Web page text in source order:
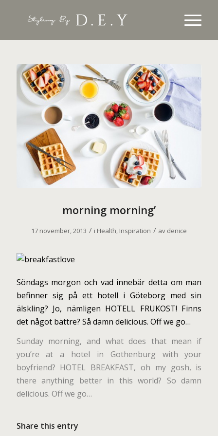
morning morning’
17 november, 2013 / i Health, Inspiration / av denice
Söndags morgon och vad innebär detta om man
befinner sig på ett hotell i Göteborg med sin
älskling? Jo, nämligen HOTELL FRUKOST! Finns
det något bättre? Så damn delicious. Off we go…
Sunday morning, and what does that mean if
you’re at a hotel in Gothenburg with your
boyfriend? HOTEL BREAKFAST, oh my gosh, is
there anything better in this world? So damn
delicious. Off we go…
Share this entry